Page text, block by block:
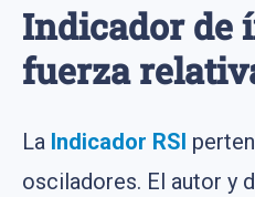
Indicador de
fuerza
La Indicador RSI
osciladores. El autor y